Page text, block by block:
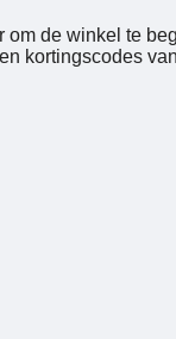
de winkel te
kortingscodes